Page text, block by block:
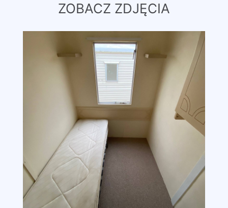
ZOBACZ ZDJĘCIA